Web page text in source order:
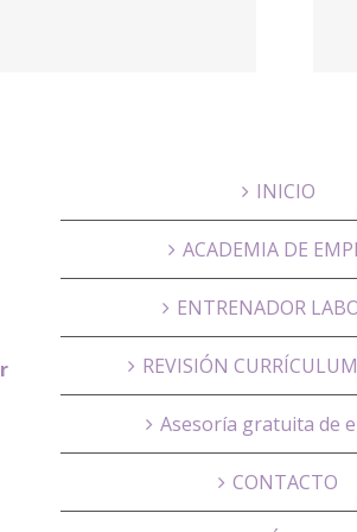
INICIO
ACADEMIA DE
ENTRENADOR
REVISIÓN
Asesoría gratuita de
CONTACTO